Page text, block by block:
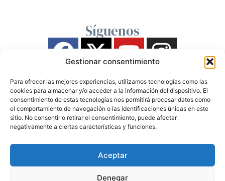
Gestionar consentimiento
Para ofrecer las mejores experiencias, utilizamos tecnologías como las
cookies para almacenar y/o acceder a la información del dispositivo. El
consentimiento de estas tecnologías nos permitirá procesar datos como
el comportamiento de navegación o las identificaciones únicas en este
sitio. No consentir o retirar el consentimiento, puede afectar
negativamente a ciertas características y funciones.
Aceptar
Denegar
Síguenos